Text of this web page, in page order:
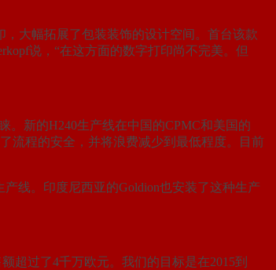
，大幅拓展了包装装饰的设计空间。首台该款
说，“在这方面的数字打印尚不完美。但
。新的H240生产线在中国的CPMC和美国的
流程的安全，并将浪费减少到最低程度。目前
线。印度尼西亚的Goldion也安装了这种生产
超过了4千万欧元。我们的目标是在2015到